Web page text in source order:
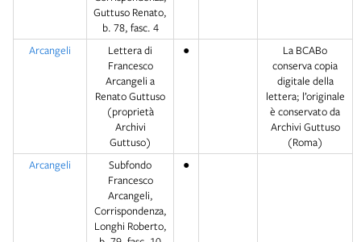
Guttuso Renato,
b. 78, fasc. 4
Arcangeli
Lettera di
Francesco
Arcangeli a
Renato Guttuso
(proprietà
Archivi
Guttuso)
●
La BCABo
conserva copia
digitale della
lettera; l’originale
è conservato da
Archivi Guttuso
(Roma)
Arcangeli
Subfondo
Francesco
Arcangeli,
Corrispondenza,
Longhi Roberto,
●